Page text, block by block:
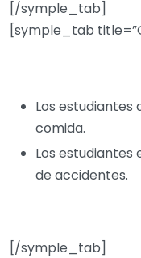
[/symple_tab]
[symple_tab
Los
comida.
Los
de accidentes.
[/symple_tab]